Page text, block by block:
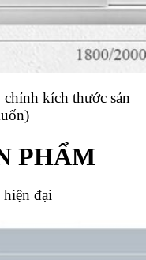
kích thước sản
PHẨM
đại